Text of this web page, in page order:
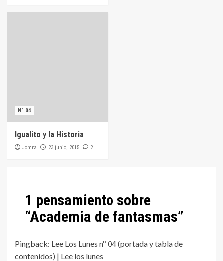
Nº 04
Igualito y la Historia
Jomra 23 junio, 2015 2
1 pensamiento sobre
“Academia de fantasmas”
Pingback: Lee Los Lunes nº 04 (portada y tabla de
contenidos) | Lee los lunes